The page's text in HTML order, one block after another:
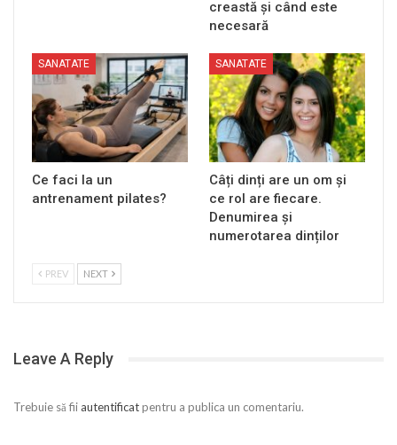
creastă și când este
necesară
SANATATE
Ce faci la un
antrenament pilates?
SANATATE
Câți dinți are un om și
ce rol are fiecare.
Denumirea și
numerotarea dinților
PREV NEXT
Leave A Reply
Trebuie să fii autentificatpentru a publica un comentariu.